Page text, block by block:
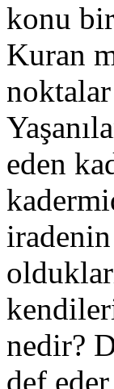
konu
Kuran
eden
nedir?
def